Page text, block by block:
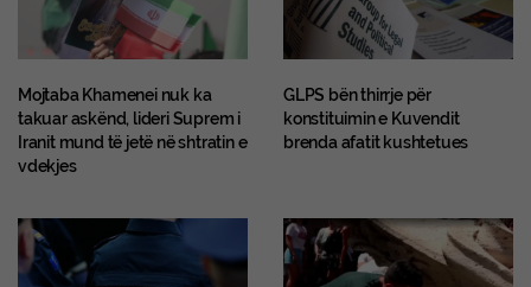
Mojtaba Khamenei nuk ka
takuar askënd, lideri Suprem i
Iranit mund të jetë në shtratin e
vdekjes
GLPS bën thirrje për
konstituimin e Kuvendit
brenda afatit kushtetues